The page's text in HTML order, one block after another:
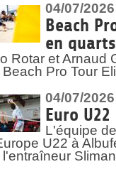
04/07/2026
Beach
en quarts
Rotar et Arnaud
Pro Tour
04/07/2026
Euro
L'équipe
U22 à
l'entraîneur